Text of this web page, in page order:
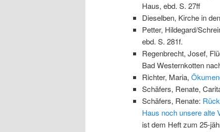
Haus, ebd. S. 27ff
Dieselben, Kirche in
Petter, Hildegard/
ebd. S. 281f.
Regenbrecht, Josef,
Bad Westernkotten
Richter, Maria,
Schäfers, Renate,
Schäfers, Renate:
Haus noch unsere alte
ist dem Heft zum 25-